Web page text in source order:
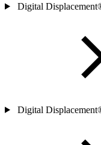
Digital
Digital